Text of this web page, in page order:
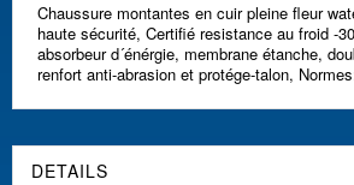
Chaussure montantes en cuir pleine fleur
haute sécurité, Certifié resistance au froid -
absorbeur d´énérgie, membrane étanche,
renfort anti-abrasion et protége-talon,
DETAILS